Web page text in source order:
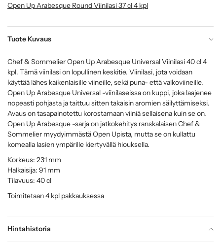
Open Up Arabesque Round Viinilasi 37 cl 4 kpl
Tuote Kuvaus
Hintahistoria
Chef & Sommelier Open Up Arabesque Universal Viinilasi 40 cl 4
kpl. Tämä viinilasi on lopullinen keskitie. Viinilasi, jota voidaan
käyttää lähes kaikenlaisille viineille, sekä puna- että valkoviineille.
Open Up Arabesque Universal -viinilaseissa on kuppi, joka laajenee
nopeasti pohjasta ja taittuu sitten takaisin aromien säilyttämiseksi.
Avaus on tasapainotettu korostamaan viiniä sellaisena kuin se on.
Open Up Arabesque -sarja on jatkokehitys ranskalaisen Chef &
Sommelier myydyimmästä Open Upista, mutta se on kullattu
komealla lasien ympärille kiertyvällä hiouksella.
Korkeus: 231 mm
Halkaisija: 91 mm
Tilavuus: 40 cl
Toimitetaan 4 kpl pakkauksessa